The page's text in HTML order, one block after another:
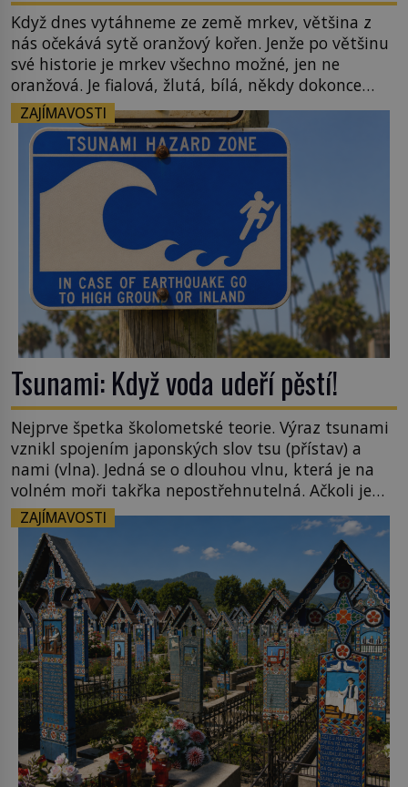
Když dnes vytáhneme ze země mrkev, většina z
nás očekává sytě oranžový kořen. Jenže po většinu
své historie je mrkev všechno možné, jen ne
oranžová. Je fialová, žlutá, bílá, někdy dokonce
téměř černá. Až díky stovkám let pečlivého
šlechtění se z ní stává zelenina, bez které si českou
zahradu ani nedokážeme představit. Její příběh je
ZAJÍMAVOSTI
Tsunami: Když voda udeří pěstí!
Nejprve špetka školometské teorie. Výraz tsunami
vznikl spojením japonských slov tsu (přístav) a
nami (vlna). Jedná se o dlouhou vlnu, která je na
volném moři takřka nepostřehnutelná. Ačkoli je
vlnová délka tsunami i 300 kilometrů, výška vlny
na volném moři je maximálně 1,5 metru. Máme se
podobné obří vlny obávat i v Evropě? Vznik
tsunami si […]
ZAJÍMAVOSTI